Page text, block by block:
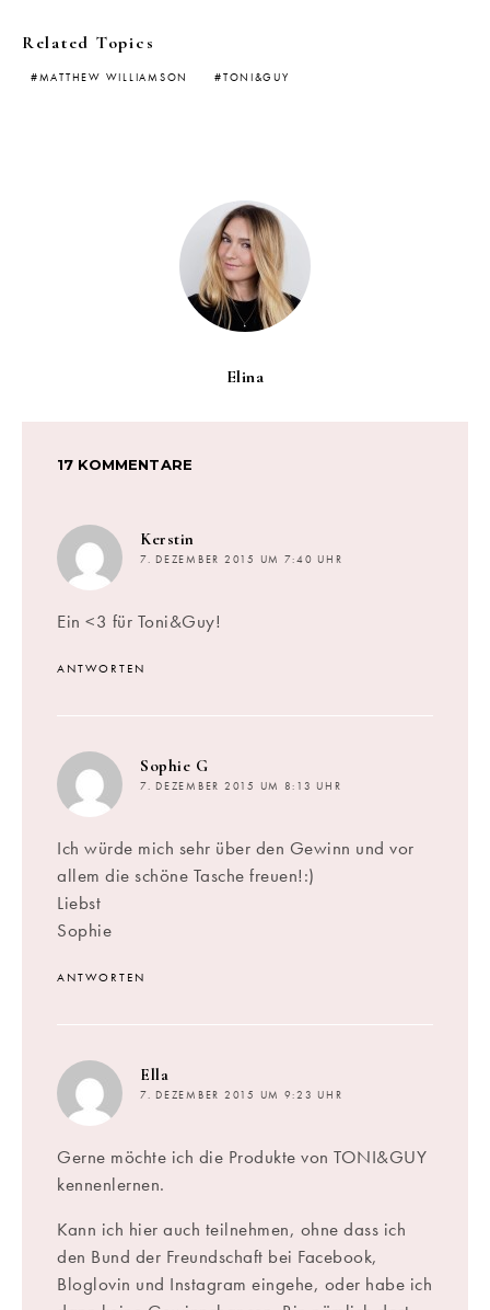
Related Topics
MATTHEW WILLIAMSON TONI&GUY
Elina
17 KOMMENTARE
Kerstin
7. DEZEMBER 2015 UM 7:40 UHR
Ein <3 für Toni&Guy!
ANTWORTEN
Sophie G
7. DEZEMBER 2015 UM 8:13 UHR
Ich würde mich sehr über den Gewinn und vor
allem die schöne Tasche freuen!:)
Liebst
Sophie
ANTWORTEN
Ella
7. DEZEMBER 2015 UM 9:23 UHR
Gerne möchte ich die Produkte von TONI&GUY
kennenlernen.
Kann ich hier auch teilnehmen, ohne dass ich
den Bund der Freundschaft bei Facebook,
Bloglovin und Instagram eingehe, oder habe ich